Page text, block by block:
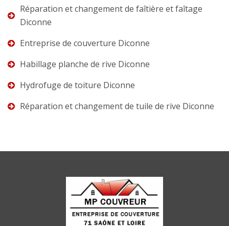
Réparation et changement de faîtière et faîtage
Diconne
Entreprise de couverture Diconne
Habillage planche de rive Diconne
Hydrofuge de toiture Diconne
Réparation et changement de tuile de rive Diconne